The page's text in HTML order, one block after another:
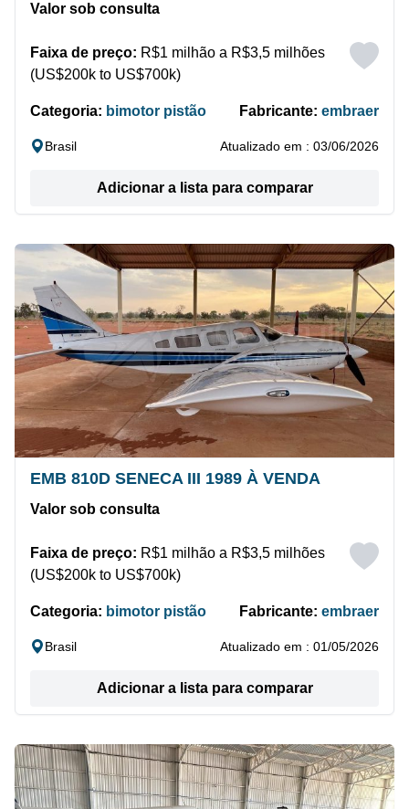
Valor sob consulta
Faixa de preço: R$1 milhão a R$3,5 milhões
(US$200k to US$700k)
Categoria: bimotor pistão Fabricante: embraer
Brasil Atualizado em : 03/06/2026
Adicionar a lista para comparar
EMB 810D SENECA III 1989 À VENDA
Valor sob consulta
Faixa de preço: R$1 milhão a R$3,5 milhões
(US$200k to US$700k)
Categoria: bimotor pistão Fabricante: embraer
Brasil Atualizado em : 01/05/2026
Adicionar a lista para comparar